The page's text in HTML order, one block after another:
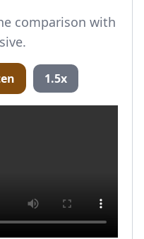
comparison with
1.5x